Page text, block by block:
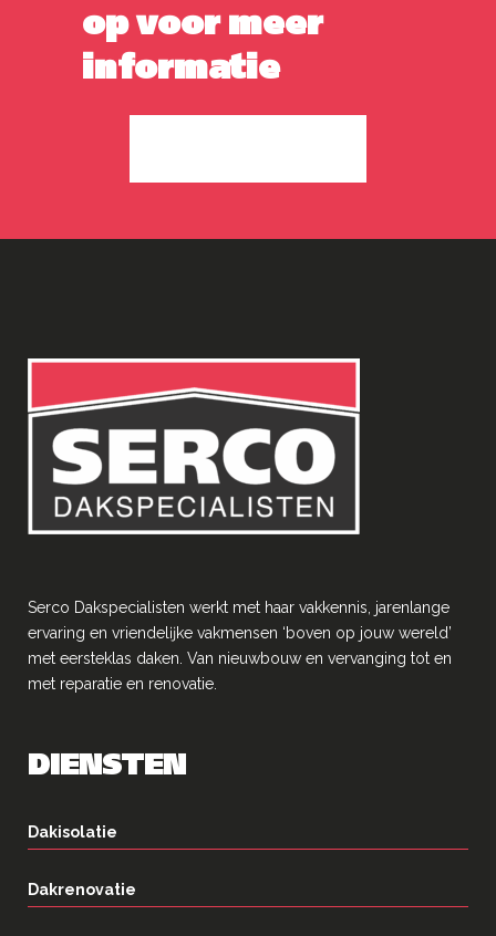
op voor meer
informatie
Serco Dakspecialisten werkt met haar vakkennis, jarenlange
ervaring en vriendelĳke vakmensen ‘boven op jouw wereld’
met eersteklas daken. Van nieuwbouw en vervanging tot en
met reparatie en renovatie.
DIENSTEN
Dakisolatie
Dakrenovatie